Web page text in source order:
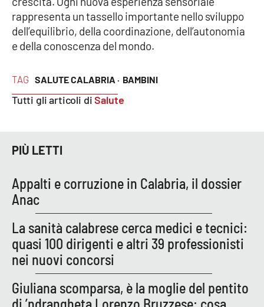
TAG SALUTE CALABRIA · BAMBINI
Tutti gli articoli diSalute
rappresenta un tassello importante nello sviluppo
dell’equilibrio, della coordinazione, dell’autonomia
e della conoscenza del mondo.
PIÙ LETTI
Appalti e corruzione in Calabria, il dossier
Anac
La sanità calabrese cerca medici e tecnici:
quasi 100 dirigenti e altri 39 professionisti
nei nuovi concorsi
Giuliana scomparsa, è la moglie del pentito
di ’ndrangheta Lorenzo Bruzzese: cosa